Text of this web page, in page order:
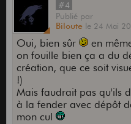
#4
Publié par
Biloute le 24 Mai
Oui, bien sûr
en
on fouille bien ça a du
création, que ce soit
!)
Mais faudrait pas qu'ils
à la fender avec dépôt
mon cul